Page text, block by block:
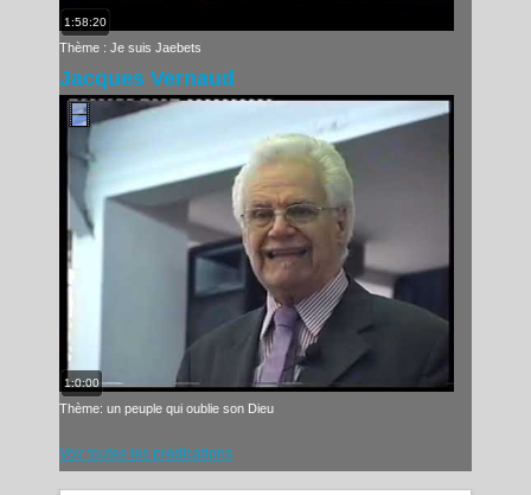
1:58:20
Thème : Je suis Jaebets
Jacques Vernaud
1:0:00
Thème: un peuple qui oublie son Dieu
Voir toutes les prédications